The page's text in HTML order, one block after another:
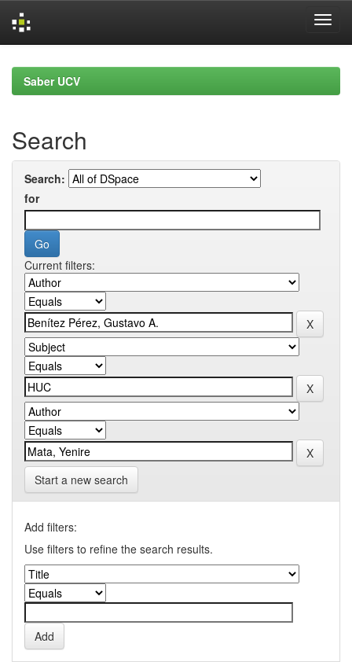
navigationSaber UCV
Search
Search:
for
Current filters:
Start a new search
Add filters:
Use filters to refine the search results.